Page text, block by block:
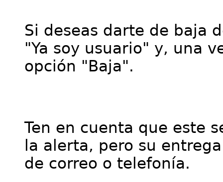
Si deseas darte de baja
"Ya soy usuario" y, una
opción "Baja".
Ten en cuenta que este
la alerta, pero su
de correo o telefonía.